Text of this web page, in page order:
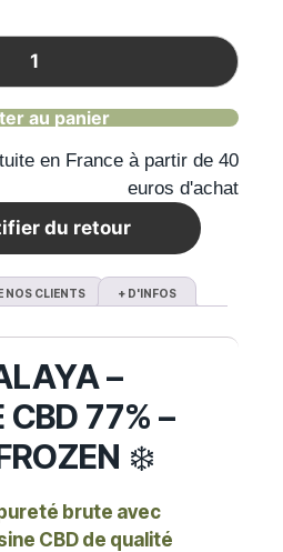
au panier
en France à partir de 40
euros d'achat
du retour
NOS CLIENTS + D'INFOS
–
CBD 77% –
❄️
brute avec
CBD de qualité